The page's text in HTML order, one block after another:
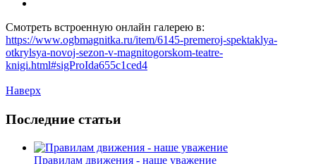
Смотреть встроенную онлайн галерею в:
https://www.ogbmagnitka.ru/item/6145-premeroj-spektaklya-
otkrylsya-novoj-sezon-v-magnitogorskom-teatre-
knigi.html#sigProIda655c1ced4
Наверх
Последние статьи
Правилам движения - наше уважение